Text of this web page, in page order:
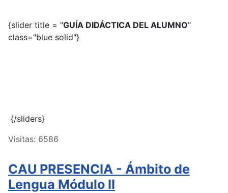
{slider title = "GUÍA DIDÁCTICA DEL ALUMNO"
class="blue solid"}
{/sliders}
Visitas: 6586
CAU PRESENCIA - Ámbito de
Lengua Módulo II